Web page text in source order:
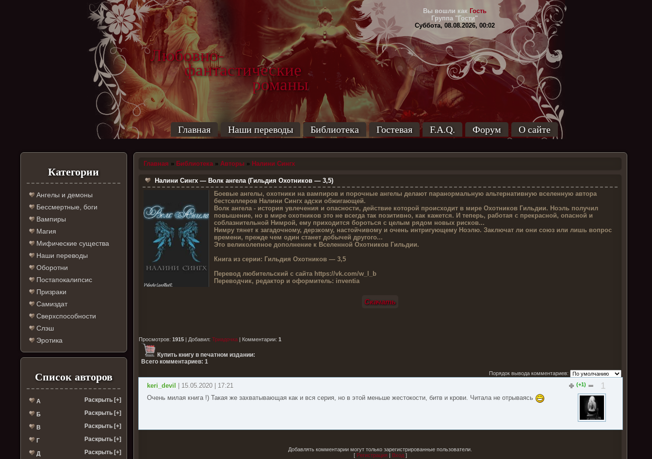
Любовно-
фантастические
романы
Вы вошли как Гость
Группа " Гости"
Суббота, 08.08.2026, 00:02
Главная Наши переводы Библиотека Гостевая F.A.Q. Форум О сайте
Категории
Ангелы и демоны
Бессмертные, боги
Вампиры
Магия
Мифические существа
Наши переводы
Оборотни
Постапокалипсис
Призраки
Самиздат
Сверхспособности
Слэш
Эротика
Список авторов
А Раскрыть [+]
Б Раскрыть [+]
В Раскрыть [+]
Г Раскрыть [+]
Д Раскрыть [+]
Главная » Библиотека» Авторы » Налини Сингх
Налини Сингх — Волк ангела (Гильдия Охотников — 3,5)
Боевые ангелы, охотники на вампиров и порочные ангелы делают паранормальную альтернативную вселенную автора
бестселлеров Налини Сингх адски обжигающей.
Волк ангела - история увлечения и опасности, действие которой происходит в мире Охотников Гильдии. Ноэль получил
повышение, но в мире охотников это не всегда так позитивно, как кажется. И теперь, работая с прекрасной, опасной и
соблазнительной Нимрой, ему приходится бороться с целым рядом новых рисков...
Нимру тянет к загадочному, дерзкому, настойчивому и очень интригующему Ноэлю. Заключат ли они союз или лишь вопрос
времени, прежде чем один станет добычей другого...
Это великолепное дополнение к Вселенной Охотников Гильдии.
Книга из серии: Гильдия Охотников — 3,5
Перевод любительский с сайтаhttps://vk.com/w_l_b
Переводчик, редактор и оформитель: inventia
Скачать
Просмотров: 1915| Добавил: Триадочка| Комментарии: 1
Купить книгу в печатном издании:
Всего комментариев: 1
Порядок вывода комментариев:
keri_devil | 15.05.2020 | 17:21 1
(+1)
Очень милая книга !) Такая же захватывающая как и вся серия, но в этой меньше жестокости, битв и крови. Читала не отрываясь
Добавлять комментарии могут только зарегистрированные пользователи.
[ Регистрация Вход]